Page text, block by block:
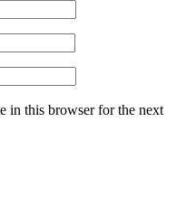
in this browser for the next